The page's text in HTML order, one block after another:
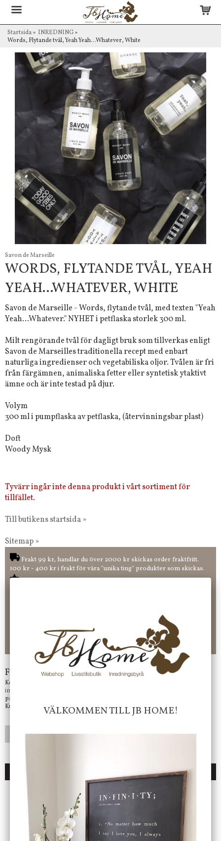
Startsida» INREDNING»
Words, Flytande tvål, Yeah Yeah...Whatever, White
Savon de Marseille
WORDS, FLYTANDE TVÅL, YEAH
YEAH...WHATEVER, WHITE
Savon de Marseille - Words, flytande tvål, med texten "Yeah
Yeah...Whatever." NYHET i petflaska storlek 300 ml.
Milt rengörande tvål för dagligt bruk som tillverkas enligt
Savon de Marseilles traditionella recept med enbart
naturliga ingredienser och vegetabiliska oljor. Tvålen är fri
från färgämnen, animaliska fetter eller syntetisk ytaktivt
ämne och är inte testad på djur.
Volym
300 ml i pumpflaska av petflaska, (återvinningsbar plast)
Doft
Woody Mysk
Tyvärr ingår inte denna produkt i vårt sortiment för
tillfället.
Till butikens startsida »
Sitemap »
Frakt 99 kr, handlar du över 2000 kr skickas order fraktfritt.
100 kr - 400 kr i frakt för våra "unika ting" produkter som skickas.
betalningstjänster. Och du kan även välja PAYSON betalningstjänst.
Nöjda kunder och strävar efter att ha snabba leveranser!
-ligt Tack för att just Du tittar in hos Jb Home!
Frågor?
Kontakta oss på
info@jbhome.se
på mail så fort vi kan.
Kundtjänst telefontid öppet vardagar mellan 10.00 - 15.00
LÄGG I ÖNSKELISTA
DU KANSKE OCKSÅ ÄR INTRESSERAD AV
ENDAST 1 ST KVAR I LAGER
VÄLKOMMEN TILL JB HOME!